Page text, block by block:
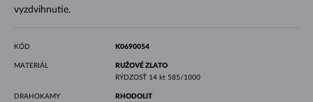
vyzdvihnutie.
KÓD K0690054
MATERIÁL
RUŽOVÉ ZLATO
RÝDZOSŤ 14 kt 585/1000
DRAHOKAMY
RHODOLIT